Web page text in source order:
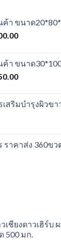
า ขนาด
Current
฿400.00.
า ขนาด
Current
฿550.00.
สริมบำรุงผิวขา
ราคาส่ง 360ขว
เชียงดาวเฮิร์บ
500 มก.